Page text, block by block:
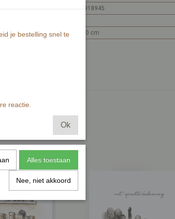
7448104918945
15 x 10 x 0 cm
je bestelling snel te
reactie.
Ok
Alles toestaan
Nee, niet akkoord